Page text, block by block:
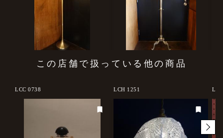
この店舗で扱っている他の商品
LCC 0738 LCH 1251